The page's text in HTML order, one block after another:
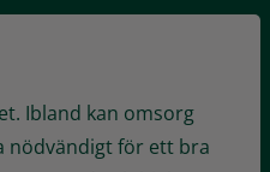
Ibland kan omsorg
nödvändigt för ett bra